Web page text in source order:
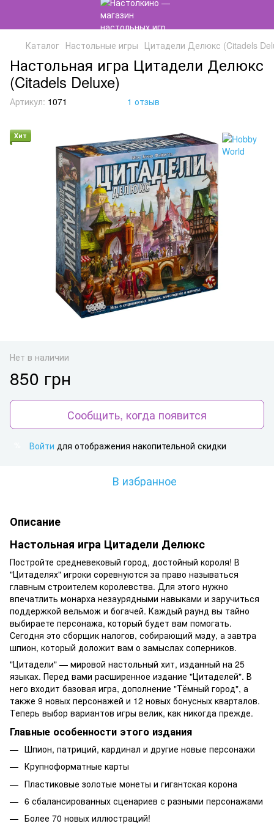
Каталог Настольные игры Цитадели Делюкс (Citadels
Настольная игра Цитадели Делюкс
(Citadels Deluxe)
Артикул: 1071 1 отзыв
Хит
Нет в наличии
850 грн
Сообщить, когда появится
Войти для отображения накопительной скидки
В избранное
Описание
Настольная игра Цитадели Делюкс
Постройте средневековый город, достойный короля! В
"Цитаделях" игроки соревнуются за право называться
главным строителем королевства. Для этого нужно
впечатлить монарха незаурядными навыками и заручиться
поддержкой вельмож и богачей. Каждый раунд вы тайно
выбираете персонажа, который будет вам помогать.
Сегодня это сборщик налогов, собирающий мзду, а завтра
шпион, который доложит вам о замыслах соперников.
"Цитадели" — мировой настольный хит, изданный на 25
языках. Перед вами расширенное издание "Цитаделей". В
него входит базовая игра, дополнение "Тёмный город", а
также 9 новых персонажей и 12 новых бонусных кварталов.
Теперь выбор вариантов игры велик, как никогда прежде.
Главные особенности этого издания
Шпион, патриций, кардинал и другие новые персонажи
Крупноформатные карты
Пластиковые золотые монеты и гигантская корона
6 сбалансированных сценариев с разными персонажами
Более 70 новых иллюстраций!